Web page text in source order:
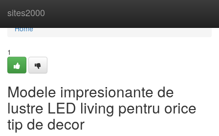
sites2000
Home
Home
1
Modele impresionante de
lustre LED living pentru orice
tip de decor